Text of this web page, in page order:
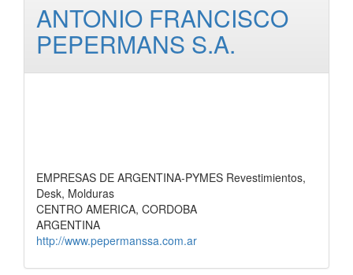
ANTONIO FRANCISCO
PEPERMANS S.A.
EMPRESAS DE ARGENTINA-PYMES Revestimientos,
Desk, Molduras
CENTRO AMERICA, CORDOBA
ARGENTINA
http://www.pepermanssa.com.ar